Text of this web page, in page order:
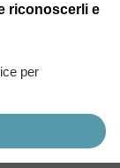
riconoscerli e
per